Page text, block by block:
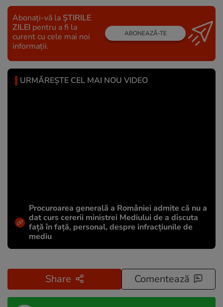
Abonați-vă la ȘTIRILE
ZILEI pentru a fi la
curent cu cele mai noi
informații.
ABONEAZĂ-TE
URMĂREȘTE CEL MAI NOU VIDEO
Procuroarea generală a României admite că nu a
dat curs cererii ministrei Mediului de a discuta
față în față, personal, despre infracțiunile de
mediu
Share Comentează